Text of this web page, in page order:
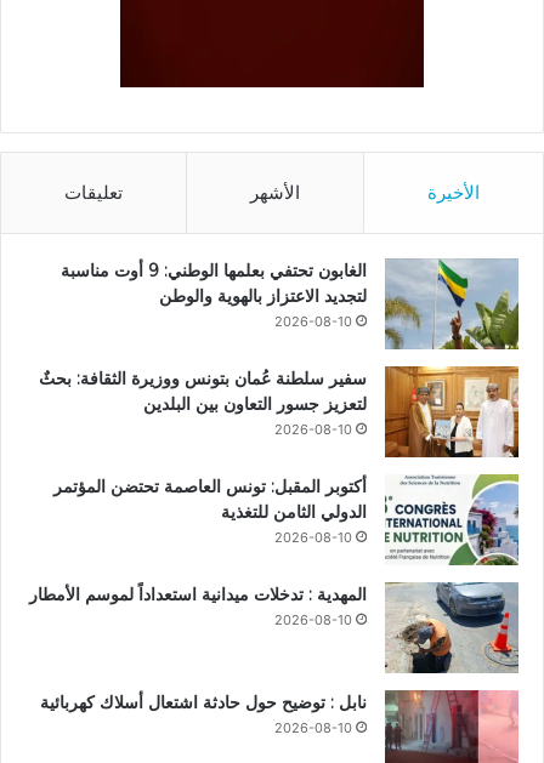
الأخيرة الأشهر تعليقات
الغابون تحتفي بعلمها الوطني: 9 أوت مناسبة
لتجديد الاعتزاز بالهوية والوطن
2026-08-10
سفير سلطنة عُمان بتونس ووزيرة الثقافة: بحثٌ
لتعزيز جسور التعاون بين البلدين
2026-08-10
أكتوبر المقبل: تونس العاصمة تحتضن المؤتمر
الدولي الثامن للتغذية
2026-08-10
المهدية : تدخلات ميدانية استعداداً لموسم الأمطار
2026-08-10
نابل : توضيح حول حادثة اشتعال أسلاك كهربائية
2026-08-10